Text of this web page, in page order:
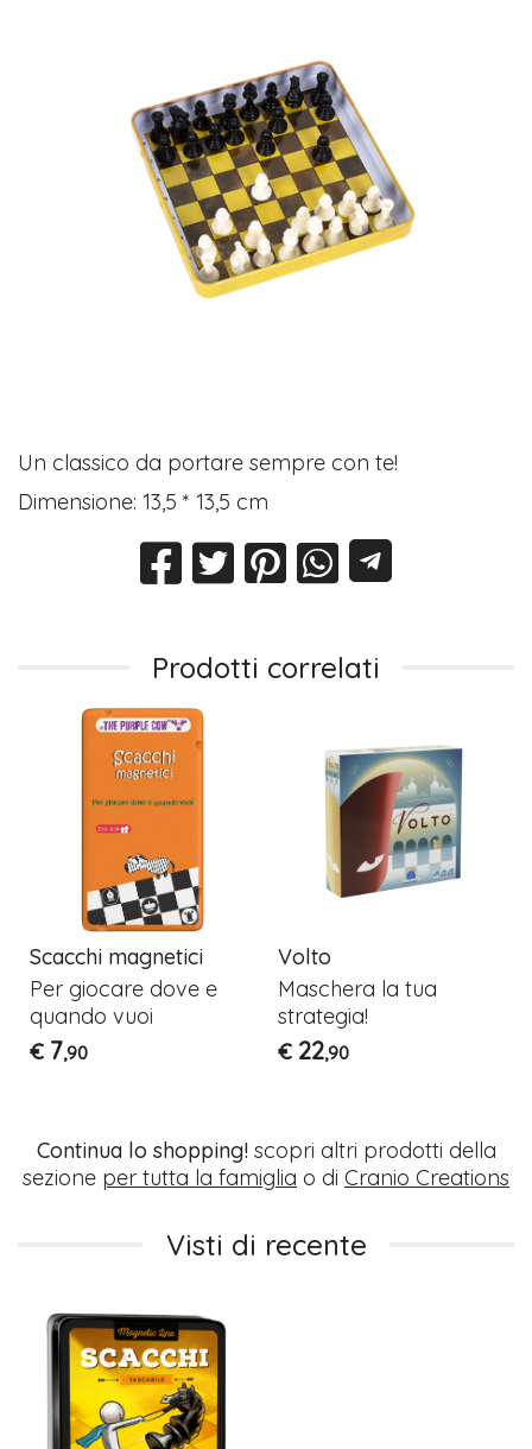
Un classico da portare sempre con te!
Dimensione: 13,5 * 13,5 cm
Prodotti correlati
Scacchi magnetici
Per giocare dove e
quando vuoi
€ 7,90
Volto
Maschera la tua
strategia!
€ 22,90
Continua lo shopping!scopri altri prodotti della
sezione per tutta la famiglia o di Cranio Creations
Visti di recente